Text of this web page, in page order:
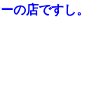
』夫「実家を二世
しよう』夫「え
…
くる？」ワイ「行
の店ですし。